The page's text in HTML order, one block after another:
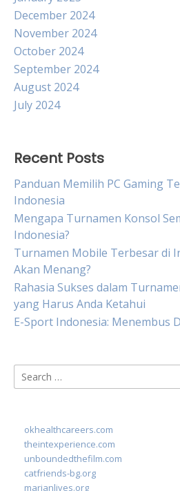
December 2024
November 2024
October 2024
September 2024
August 2024
July 2024
Recent Posts
Panduan Memilih PC Gaming
Indonesia
Mengapa Turnamen Konsol
Indonesia?
Turnamen Mobile Terbesar di
Akan Menang?
Rahasia Sukses dalam
yang Harus Anda Ketahui
E-Sport Indonesia: Menembus
Search
for:
okhealthcareers.com
theintexperience.com
unboundedthefilm.com
catfriends-bg.org
marianlives.org